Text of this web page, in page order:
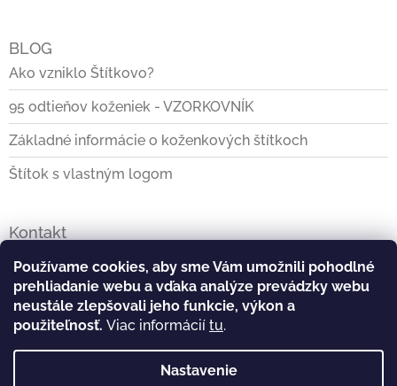
Používame cookies, aby sme Vám umožnili pohodlné
prehliadanie webu a vďaka analýze prevádzky webu
neustále zlepšovali jeho funkcie, výkon a
použiteľnosť. Viac informácií tu.
Nastavenie
BLOG
Ako vzniklo Štítkovo?
95 odtieňov koženiek - VZORKOVNÍK
Základné informácie o koženkových štítkoch
Štítok s vlastným logom
Kontakt
info@stitkovo.sk
0903928140
https://www.facebook.com/Stitkovo.sk